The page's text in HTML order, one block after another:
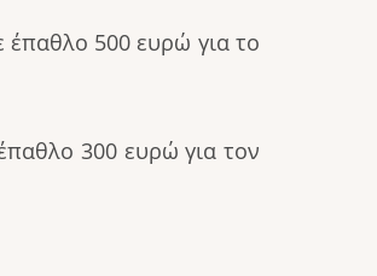
έπαθλο 500 ευρώ για το
300 ευρώ για τον